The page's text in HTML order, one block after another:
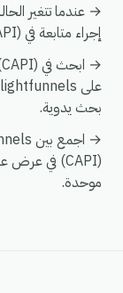
إجراء متابعة في Facebook Conversion API (CAPI).
بحث يدوية.
موحدة.